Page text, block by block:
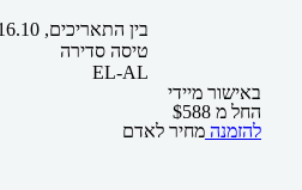
בין התאריכים,
טיסה סדירה
EL-AL
באישור מיידי
החל מ
$588
להזמנה מחיר לאדם